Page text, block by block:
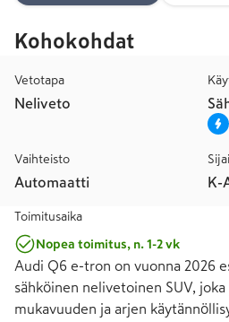
Kohokohdat
Vetotapa
Neliveto
Vaihteisto
Automaatti K-
Toimitusaika
Nopea toimitus, n. 1-2 vk
Audi Q6 e-tron on vuonna 2026
sähköinen nelivetoinen SUV,
mukavuuden ja arjen